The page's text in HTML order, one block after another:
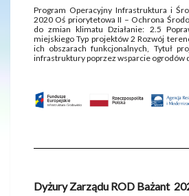
Program Operacyjny Infrastruktura i
2020 Oś priorytetowa II – Ochrona
do zmian klimatu Działanie: 2.5
miejskiego Typ projektów 2 Rozwój
ich obszarach funkcjonalnych, Tytuł
infrastruktury poprzez wsparcie ogrodów
Dyżury Zarządu ROD Bażant